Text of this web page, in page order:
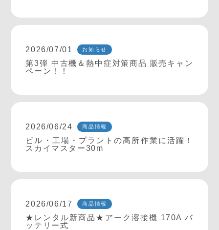
2026/07/01 お知らせ
第3弾 中古機＆熱中症対策商品 販売キャン
ペーン！！
2026/06/24 商品情報
ビル・工場・プラントの高所作業に活躍！
スカイマスター30m
2026/06/17 商品情報
★レンタル新商品★アーク溶接機 170A バ
ッテリー式